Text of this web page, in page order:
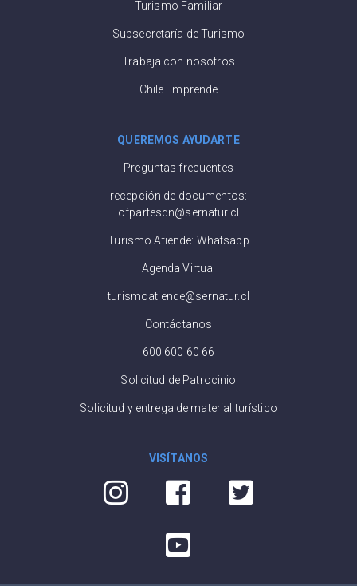
Turismo Familiar
Subsecretaría de Turismo
Trabaja con nosotros
Chile Emprende
QUEREMOS AYUDARTE
Preguntas frecuentes
recepción de documentos:
ofpartesdn@sernatur.cl
Turismo Atiende: Whatsapp
Agenda Virtual
turismoatiende@sernatur.cl
Contáctanos
600 600 60 66
Solicitud de Patrocinio
Solicitud y entrega de material turístico
VISÍTANOS